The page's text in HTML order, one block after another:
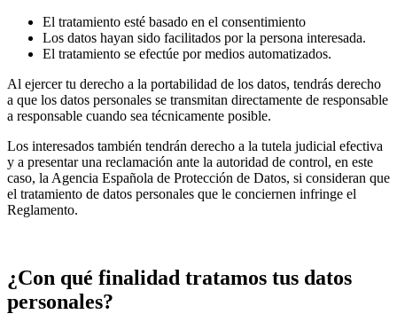
El tratamiento esté basado en el consentimiento
Los datos hayan sido facilitados por la persona interesada.
El tratamiento se efectúe por medios automatizados.
Al ejercer tu derecho a la portabilidad de los datos, tendrás derecho
a que los datos personales se transmitan directamente de responsable
a responsable cuando sea técnicamente posible.
Los interesados también tendrán derecho a la tutela judicial efectiva
y a presentar una reclamación ante la autoridad de control, en este
caso, la Agencia Española de Protección de Datos, si consideran que
el tratamiento de datos personales que le conciernen infringe el
Reglamento.
¿Con qué finalidad tratamos tus datos
personales?